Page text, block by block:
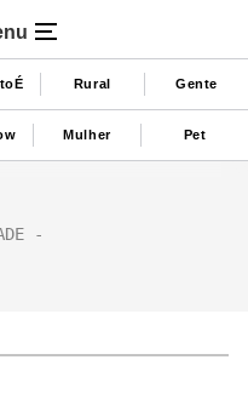
Rural Gente
Mulher Pet